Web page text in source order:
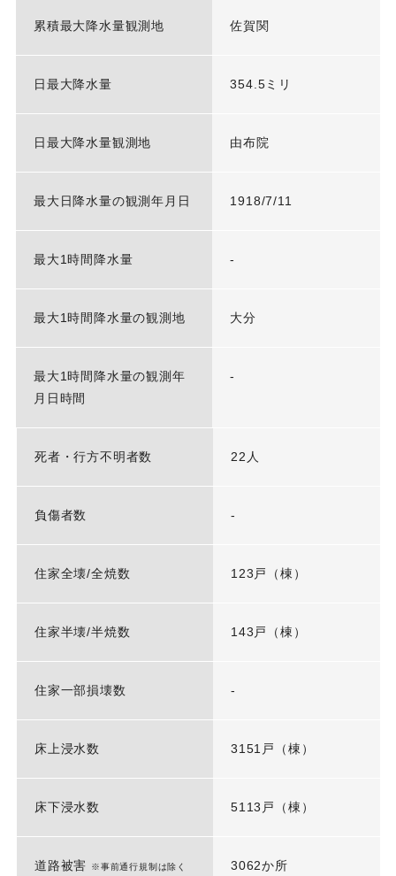
累積最大降水量観測地 佐賀関
日最大降水量 354.5ミリ
日最大降水量観測地 由布院
最大日降水量の観測年月日 1918/7/11
最大1時間降水量 -
最大1時間降水量の観測地 大分
最大1時間降水量の観測年
月日時間
-
死者・行方不明者数 22人
負傷者数 -
住家全壊/全焼数 123戸（棟）
住家半壊/半焼数 143戸（棟）
住家一部損壊数 -
床上浸水数 3151戸（棟）
床下浸水数 5113戸（棟）
道路被害 ※事前通行規制は除く 3062か所